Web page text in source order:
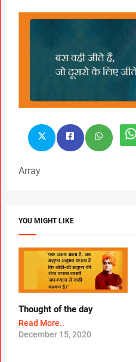
Array
YOU MIGHT LIKE
Thought of the day
Read More..
December 15, 2020